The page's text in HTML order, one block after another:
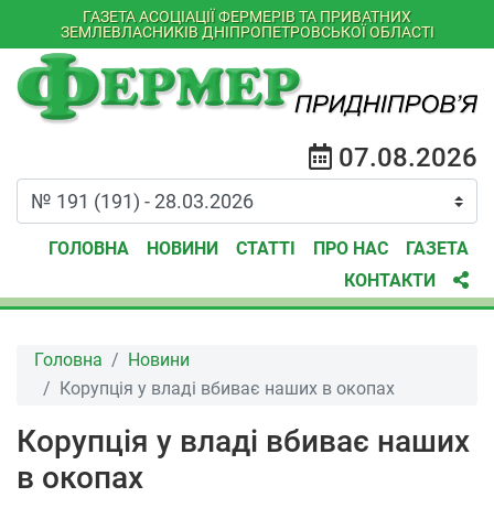
ГАЗЕТА АСОЦІАЦІЇ ФЕРМЕРІВ ТА ПРИВАТНИХ
ЗЕМЛЕВЛАСНИКІВ ДНІПРОПЕТРОВСЬКОЇ ОБЛАСТІ
07.08.2026
ГОЛОВНА НОВИНИ СТАТТІ ПРО НАС
ГАЗЕТА
КОНТАКТИ
Головна
Новини
Корупція у владі вбиває наших в окопах
Корупція у владі вбиває наших
в окопах